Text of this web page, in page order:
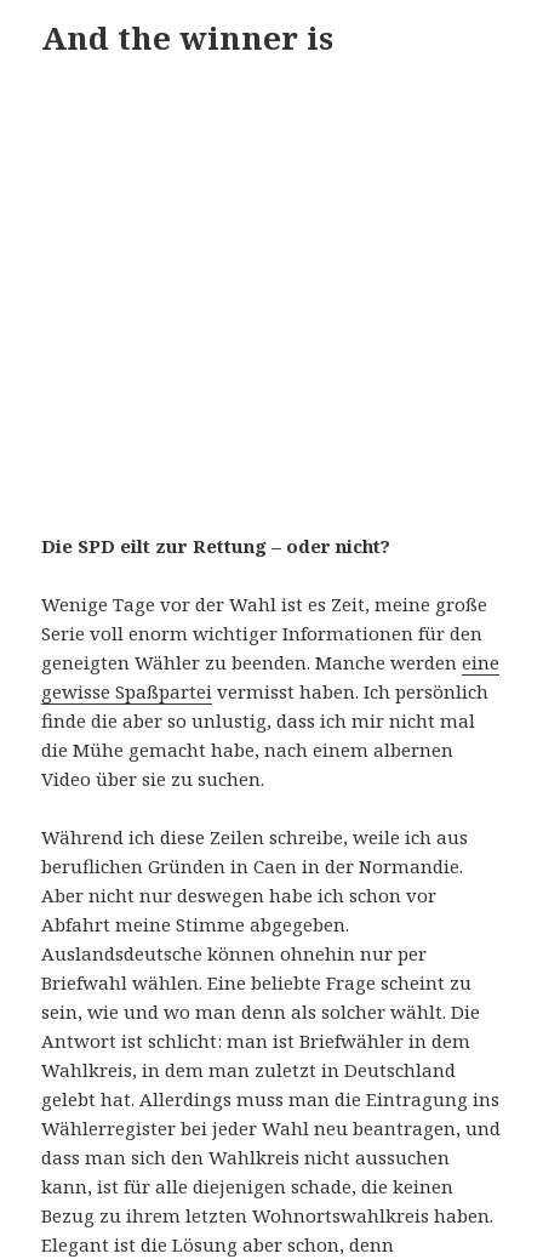
And the winner is
Die SPD eilt zur Rettung – oder nicht?
Wenige Tage vor der Wahl ist es Zeit, meine große
Serie voll enorm wichtiger Informationen für den
geneigten Wähler zu beenden. Manche werdeneine
gewisse Spaßpartei vermisst haben. Ich persönlich
finde die aber so unlustig, dass ich mir nicht mal
die Mühe gemacht habe, nach einem albernen
Video über sie zu suchen.
Während ich diese Zeilen schreibe, weile ich aus
beruflichen Gründen in Caen in der Normandie.
Aber nicht nur deswegen habe ich schon vor
Abfahrt meine Stimme abgegeben.
Auslandsdeutsche können ohnehin nur per
Briefwahl wählen. Eine beliebte Frage scheint zu
sein, wie und wo man denn als solcher wählt. Die
Antwort ist schlicht: man ist Briefwähler in dem
Wahlkreis, in dem man zuletzt in Deutschland
gelebt hat. Allerdings muss man die Eintragung ins
Wählerregister bei jeder Wahl neu beantragen, und
dass man sich den Wahlkreis nicht aussuchen
kann, ist für alle diejenigen schade, die keinen
Bezug zu ihrem letzten Wohnortswahlkreis haben.
Elegant ist die Lösung aber schon, denn